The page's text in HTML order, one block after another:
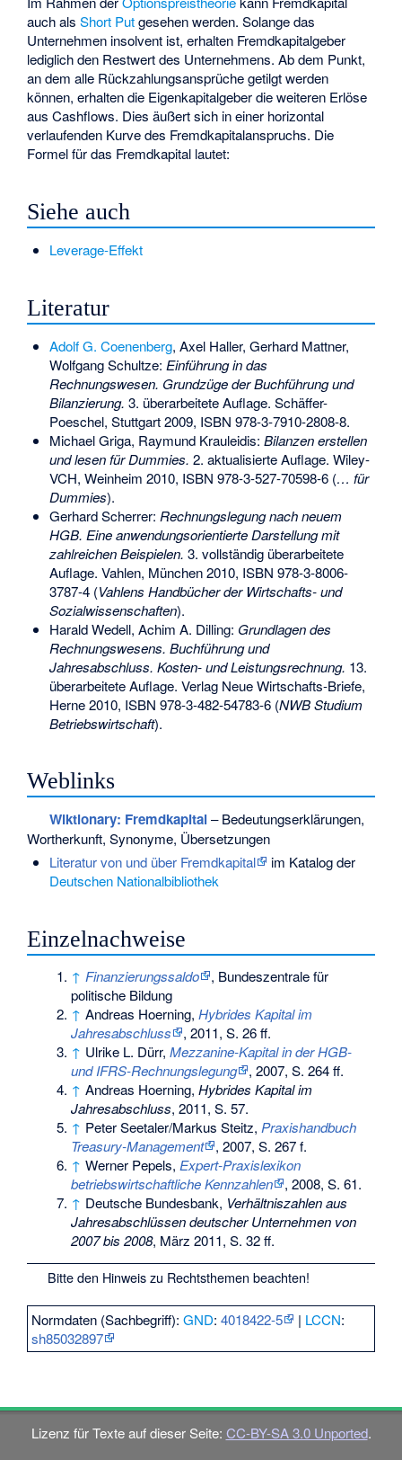
auch alsShort Putgesehen werden. Solange das
Unternehmen insolvent ist, erhalten Fremdkapitalgeber
lediglich den Restwert des Unternehmens. Ab dem Punkt,
an dem alle Rückzahlungsansprüche getilgt werden
können, erhalten die Eigenkapitalgeber die weiteren Erlöse
aus Cashflows. Dies äußert sich in einer horizontal
verlaufenden Kurve des Fremdkapitalanspruchs. Die
Formel für das Fremdkapital lautet:
Siehe auch
Leverage-Effekt
Literatur
Adolf G. Coenenberg, Axel Haller, Gerhard Mattner,
Wolfgang Schultze: Einführung in das
Rechnungswesen. Grundzüge der Buchführung und
Bilanzierung. 3. überarbeitete Auflage. Schäffer-
Poeschel, Stuttgart 2009, ISBN 978-3-7910-2808-8.
Michael Griga, Raymund Krauleidis: Bilanzen erstellen
und lesen für Dummies. 2. aktualisierte Auflage. Wiley-
VCH, Weinheim 2010, ISBN 978-3-527-70598-6(… für
Dummies).
Gerhard Scherrer: Rechnungslegung nach neuem
HGB. Eine anwendungsorientierte Darstellung mit
zahlreichen Beispielen. 3. vollständig überarbeitete
Auflage. Vahlen, München 2010, ISBN 978-3-8006-
3787-4(Vahlens Handbücher der Wirtschafts- und
Sozialwissenschaften).
Harald Wedell, Achim A. Dilling: Grundlagen des
Rechnungswesens. Buchführung und
Jahresabschluss. Kosten- und Leistungsrechnung. 13.
überarbeitete Auflage. Verlag Neue Wirtschafts-Briefe,
Herne 2010, ISBN 978-3-482-54783-6(NWB Studium
Betriebswirtschaft).
Weblinks
Wiktionary: Fremdkapital– Bedeutungserklärungen,
Wortherkunft, Synonyme, Übersetzungen
Literatur von und über Fremdkapital
im Katalog der
Deutschen Nationalbibliothek
Einzelnachweise
↑ Finanzierungssaldo
, Bundeszentrale für
politische Bildung
↑ Andreas Hoerning,Hybrides Kapital im
Jahresabschluss
, 2011, S. 26 ff.
↑ Ulrike L. Dürr,Mezzanine-Kapital in der HGB-
und IFRS-Rechnungslegung
, 2007, S. 264 ff.
↑ Andreas Hoerning,Hybrides Kapital im
Jahresabschluss, 2011, S. 57.
↑ Peter Seetaler/Markus Steitz,Praxishandbuch
Treasury-Management
, 2007, S. 267 f.
↑ Werner Pepels,Expert-Praxislexikon
betriebswirtschaftliche Kennzahlen
, 2008, S. 61.
↑ Deutsche Bundesbank, Verhältniszahlen aus
Jahresabschlüssen deutscher Unternehmen von
2007 bis 2008, März 2011, S. 32 ff.
Bitte den Hinweis zu Rechtsthemen beachten!
Normdaten (Sachbegriff):GND:4018422-5 | LCCN:
sh85032897
Lizenz für Texte auf dieser Seite: CC-BY-SA 3.0 Unported.